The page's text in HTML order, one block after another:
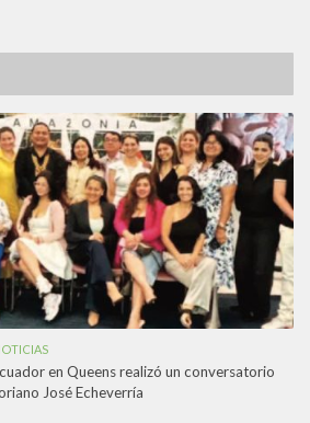
en Queens realizó un conversatorio
José Echeverría